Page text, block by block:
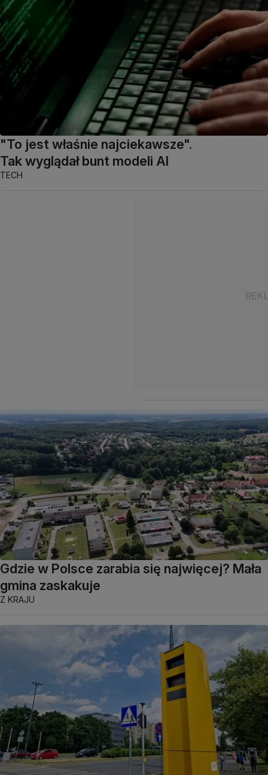
"To jest właśnie najciekawsze".
Tak wyglądał bunt modeli AI
TECH
Gdzie w Polsce zarabia się najwięcej? Mała
gmina zaskakuje
Z KRAJU